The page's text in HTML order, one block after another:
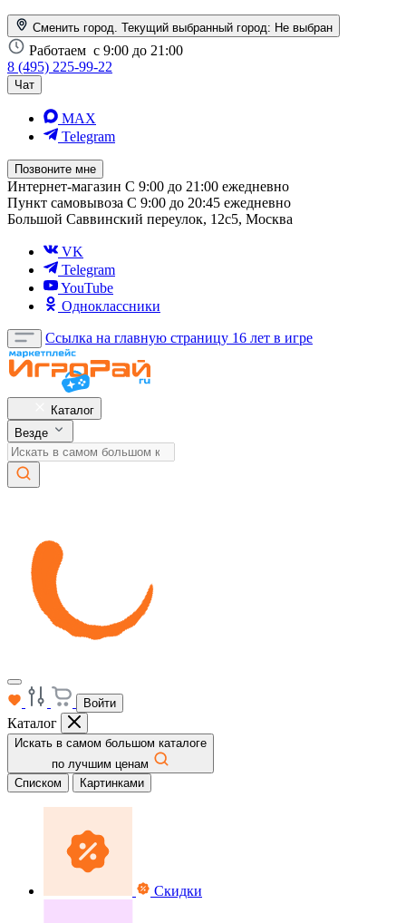
Сменить город. Текущий выбранный город: Не выбран
Работаем с 9:00 до 21:00
8 (495) 225-99-22
Чат
MAX
Telegram
Позвоните мне
Интернет-магазин С 9:00 до 21:00 ежедневно
Пункт самовывоза С 9:00 до 20:45 ежедневно
Большой Саввинский переулок, 12с5, Москва
VK
Telegram
YouTube
Одноклассники
Ссылка на главную страницу 16 лет в игре
Каталог
Везде
Войти
Каталог
Искать в самом большом каталоге
по лучшим ценам
Списком
Картинками
Скидки